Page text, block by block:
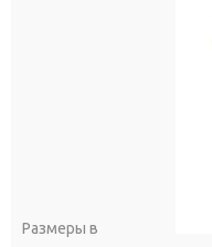
Размеры в